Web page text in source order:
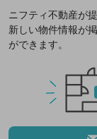
ニフティ不動産が
新しい物件情報が
ができます。